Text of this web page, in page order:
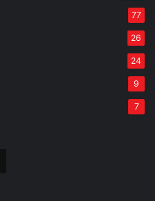
77
26
24
9
7